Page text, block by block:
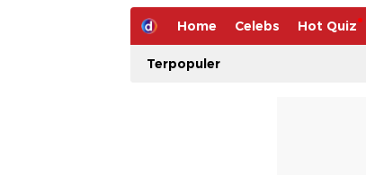
Home Celebs Hot Quiz
Terpopuler